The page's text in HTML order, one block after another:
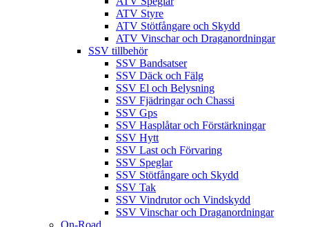
ATV Styre
ATV Stötfångare och Skydd
ATV Vinschar och Draganordningar
SSV tillbehör
SSV Bandsatser
SSV Däck och Fälg
SSV El och Belysning
SSV Fjädringar och Chassi
SSV Gps
SSV Hasplåtar och Förstärkningar
SSV Hytt
SSV Last och Förvaring
SSV Speglar
SSV Stötfångare och Skydd
SSV Tak
SSV Vindrutor och Vindskydd
SSV Vinschar och Draganordningar
On-Road